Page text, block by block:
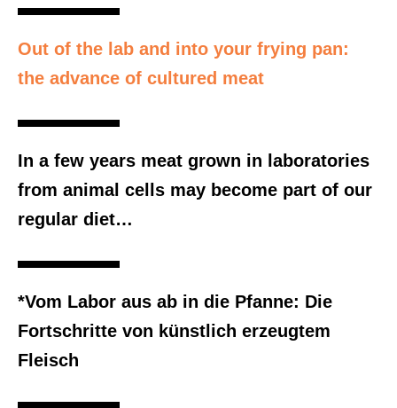
Out of the lab and into your frying pan:
the advance of cultured meat
In a few years meat grown in laboratories
from animal cells may become part of our
regular diet…
*Vom Labor aus ab in die Pfanne: Die
Fortschritte von künstlich erzeugtem
Fleisch